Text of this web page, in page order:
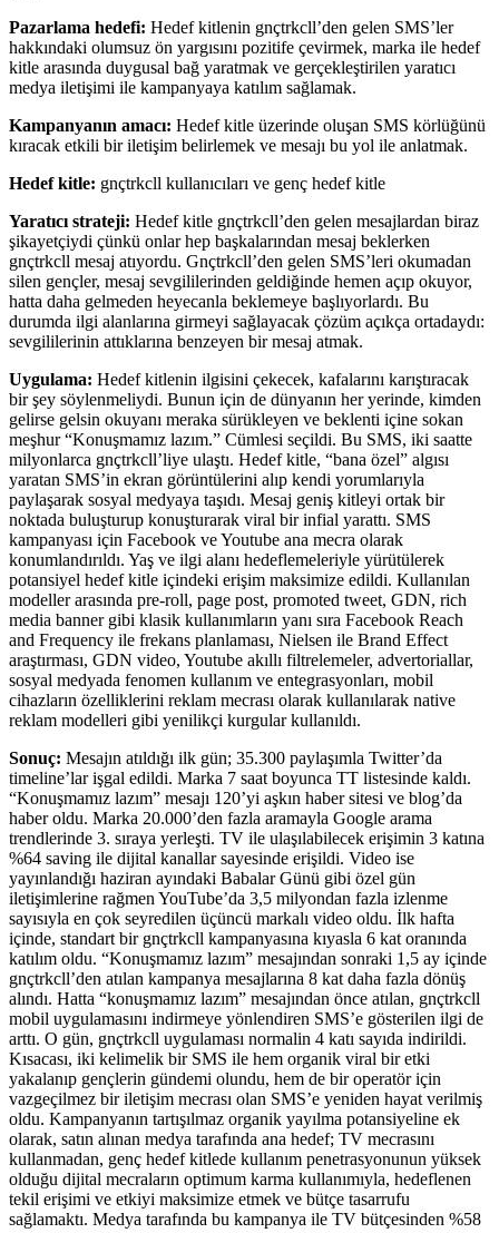
Pazarlama hedefi: Hedef kitlenin gnçtrkcll’den gelen SMS’ler
hakkındaki olumsuz ön yargısını pozitife çevirmek, marka ile hedef
kitle arasında duygusal bağ yaratmak ve gerçekleştirilen yaratıcı
medya iletişimi ile kampanyaya katılım sağlamak.
Kampanyanın amacı: Hedef kitle üzerinde oluşan SMS körlüğünü
kıracak etkili bir iletişim belirlemek ve mesajı bu yol ile anlatmak.
Hedef kitle: gnçtrkcll kullanıcıları ve genç hedef kitle
Yaratıcı strateji: Hedef kitle gnçtrkcll’den gelen mesajlardan biraz
şikayetçiydi çünkü onlar hep başkalarından mesaj beklerken
gnçtrkcll mesaj atıyordu. Gnçtrkcll’den gelen SMS’leri okumadan
silen gençler, mesaj sevgililerinden geldiğinde hemen açıp okuyor,
hatta daha gelmeden heyecanla beklemeye başlıyorlardı. Bu
durumda ilgi alanlarına girmeyi sağlayacak çözüm açıkça ortadaydı:
sevgililerinin attıklarına benzeyen bir mesaj atmak.
Uygulama: Hedef kitlenin ilgisini çekecek, kafalarını karıştıracak
bir şey söylenmeliydi. Bunun için de dünyanın her yerinde, kimden
gelirse gelsin okuyanı meraka sürükleyen ve beklenti içine sokan
meşhur “Konuşmamız lazım.” Cümlesi seçildi. Bu SMS, iki saatte
milyonlarca gnçtrkcll’liye ulaştı. Hedef kitle, “bana özel” algısı
yaratan SMS’in ekran görüntülerini alıp kendi yorumlarıyla
paylaşarak sosyal medyaya taşıdı. Mesaj geniş kitleyi ortak bir
noktada buluşturup konuşturarak viral bir infial yarattı. SMS
kampanyası için Facebook ve Youtube ana mecra olarak
konumlandırıldı. Yaş ve ilgi alanı hedeflemeleriyle yürütülerek
potansiyel hedef kitle içindeki erişim maksimize edildi. Kullanılan
modeller arasında pre-roll, page post, promoted tweet, GDN, rich
media banner gibi klasik kullanımların yanı sıra Facebook Reach
and Frequency ile frekans planlaması, Nielsen ile Brand Effect
araştırması, GDN video, Youtube akıllı filtrelemeler, advertoriallar,
sosyal medyada fenomen kullanım ve entegrasyonları, mobil
cihazların özelliklerini reklam mecrası olarak kullanılarak native
reklam modelleri gibi yenilikçi kurgular kullanıldı.
Sonuç: Mesajın atıldığı ilk gün; 35.300 paylaşımla Twitter’da
timeline’lar işgal edildi. Marka 7 saat boyunca TT listesinde kaldı.
“Konuşmamız lazım” mesajı 120’yi aşkın haber sitesi ve blog’da
haber oldu. Marka 20.000’den fazla aramayla Google arama
trendlerinde 3. sıraya yerleşti. TV ile ulaşılabilecek erişimin 3 katına
%64 saving ile dijital kanallar sayesinde erişildi. Video ise
yayınlandığı haziran ayındaki Babalar Günü gibi özel gün
iletişimlerine rağmen YouTube’da 3,5 milyondan fazla izlenme
sayısıyla en çok seyredilen üçüncü markalı video oldu. İlk hafta
içinde, standart bir gnçtrkcll kampanyasına kıyasla 6 kat oranında
katılım oldu. “Konuşmamız lazım” mesajından sonraki 1,5 ay içinde
gnçtrkcll’den atılan kampanya mesajlarına 8 kat daha fazla dönüş
alındı. Hatta “konuşmamız lazım” mesajından önce atılan, gnçtrkcll
mobil uygulamasını indirmeye yönlendiren SMS’e gösterilen ilgi de
arttı. O gün, gnçtrkcll uygulaması normalin 4 katı sayıda indirildi.
Kısacası, iki kelimelik bir SMS ile hem organik viral bir etki
yakalanıp gençlerin gündemi olundu, hem de bir operatör için
vazgeçilmez bir iletişim mecrası olan SMS’e yeniden hayat verilmiş
oldu. Kampanyanın tartışılmaz organik yayılma potansiyeline ek
olarak, satın alınan medya tarafında ana hedef; TV mecrasını
kullanmadan, genç hedef kitlede kullanım penetrasyonunun yüksek
olduğu dijital mecraların optimum karma kullanımıyla, hedeflenen
tekil erişimi ve etkiyi maksimize etmek ve bütçe tasarrufu
sağlamaktı. Medya tarafında bu kampanya ile TV bütçesinden %58